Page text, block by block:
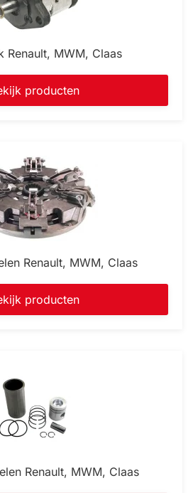
Renault, MWM, Claas
producten
Renault, MWM, Claas
producten
Renault, MWM, Claas